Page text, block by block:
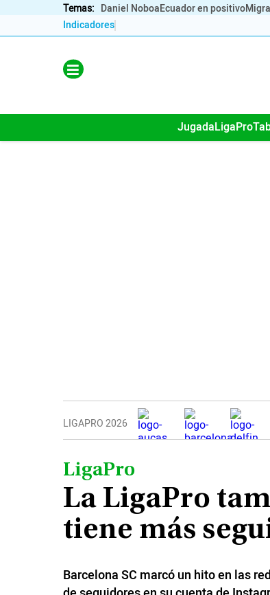
Temas: Daniel NoboaEcuador en positivo
Indicadores
JugadaLigaPro
Lo Último
Economia
Trending
Ciencia y Tecnología
Internacional
Gestión Digital
Especiales
LIGAPRO 2026
LigaPro
La LigaPro
tiene más
Barcelona SC marcó un hito en las